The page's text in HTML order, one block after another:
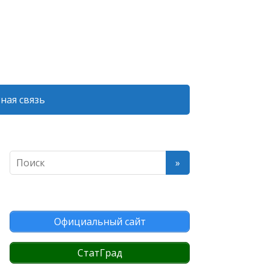
связь
Официальный сайт
СтатГрад